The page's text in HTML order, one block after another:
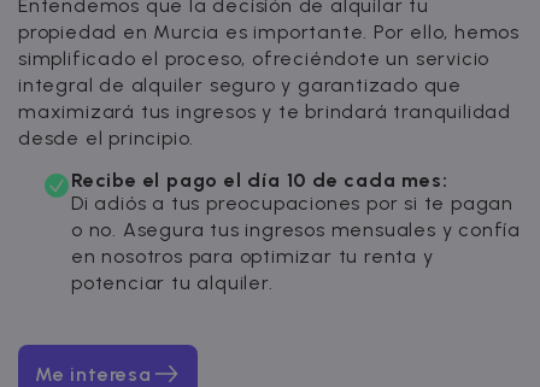
Entendemos que la decisión de alquilar tu
propiedad en Murcia es importante. Por ello, hemos
simplificado el proceso, ofreciéndote un servicio
integral de alquiler seguro y garantizado que
maximizará tus ingresos y te brindará tranquilidad
desde el principio.
Recibe el pago el día 10 de cada mes:
Di adiós a tus preocupaciones por si te pagan
o no. Asegura tus ingresos mensuales y confía
en nosotros para optimizar tu renta y
potenciar tu alquiler.
Me interesa